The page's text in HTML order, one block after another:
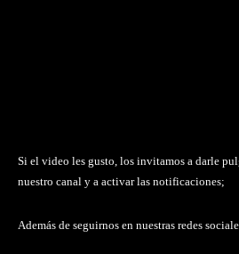
Si el video les gusto, los invitamos a darle
nuestro canal y a activar las notificaciones;
Además de seguirnos en nuestras redes